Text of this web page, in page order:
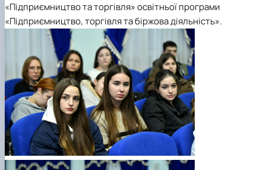
«Підприємництво та торгівля» освітньої програми
«Підприємництво, торгівля та біржова діяльність».